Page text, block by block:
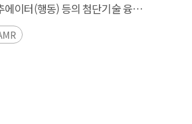
이터(행동) 등의 첨단기술 융합을
요 기술 수준과 형태에 따라 △
·지능화 수요를 중심으로 새로운
력양성, 법제 정비 및 국제 협력
AI in both technological and